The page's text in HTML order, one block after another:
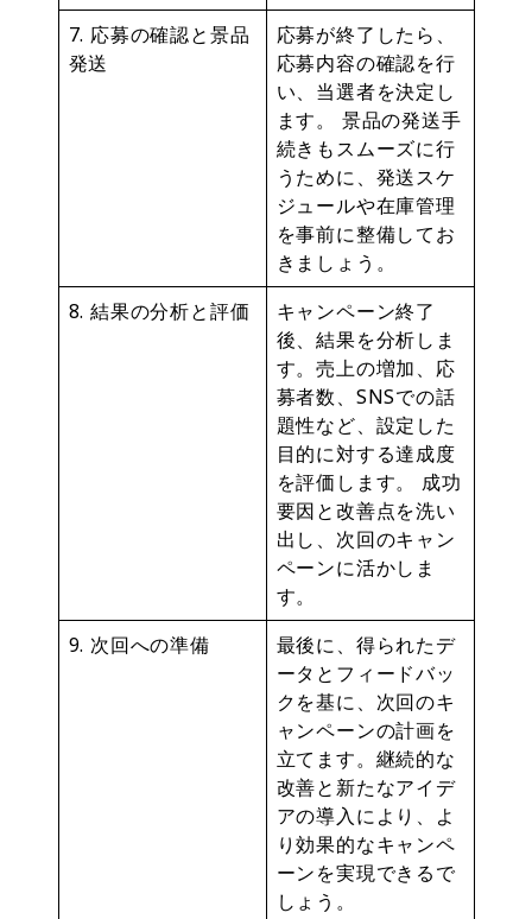
7. 応募の確認と景品
発送
応募が終了したら、
応募内容の確認を行
い、当選者を決定し
ます。 景品の発送手
続きもスムーズに行
うために、発送スケ
ジュールや在庫管理
を事前に整備してお
きましょう。
8. 結果の分析と評価
キャンペーン終了
後、結果を分析しま
す。売上の増加、応
募者数、SNSでの話
題性など、設定した
目的に対する達成度
を評価します。 成功
要因と改善点を洗い
出し、次回のキャン
ペーンに活かしま
す。
9. 次回への準備
最後に、得られたデ
ータとフィードバッ
クを基に、次回のキ
ャンペーンの計画を
立てます。継続的な
改善と新たなアイデ
アの導入により、よ
り効果的なキャンペ
ーンを実現できるで
しょう。